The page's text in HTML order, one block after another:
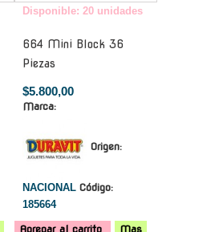
Disponible: 20 unidades
664 Mini Block 36
Piezas
$5.800,00
Marca:
Origen:
NACIONAL Código:
185664
Agregar al carrito
Mas